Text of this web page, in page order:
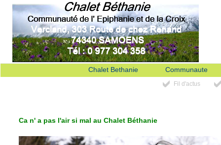
Chalet Bethanie Communaute
Fil d'actus
Ca n' a pas l'air si mal au Chalet Béthanie